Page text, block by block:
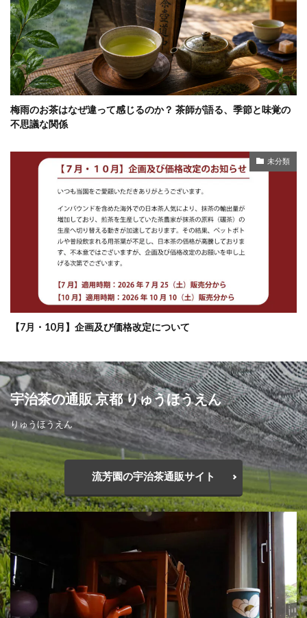
梅雨のお茶はなぜ違って感じるのか？ 茶師が語る、季節と味覚の
不思議な関係
未分類
【7月・10月】企画及び価格改定について
宇治茶の通販 京都 りゅうほうえん
りゅうほうえん
流芳園の宇治茶通販サイト